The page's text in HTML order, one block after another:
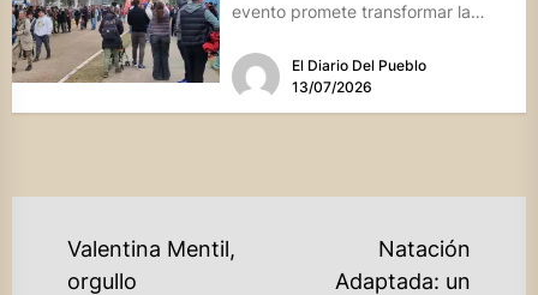
evento promete transformar la
El Diario Del Pueblo
13/07/2026
NAVEGACIÓN
Valentina Mentil,
orgullo
Natación
Adaptada: un